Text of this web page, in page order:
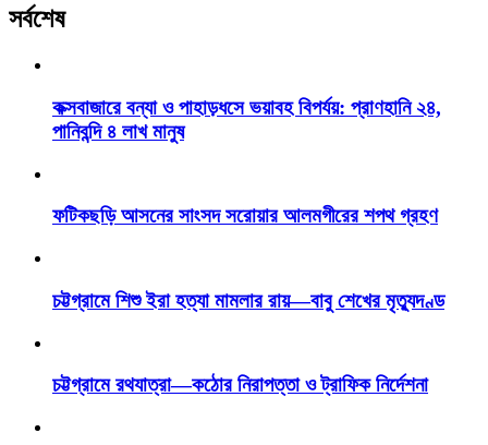
সর্বশেষ
কক্সবাজারে বন্যা ও পাহাড়ধসে ভয়াবহ বিপর্যয়: প্রাণহানি ২৪,
পানিবন্দি ৪ লাখ মানুষ
ফটিকছড়ি আসনের সাংসদ সরোয়ার আলমগীরের শপথ গ্রহণ
চট্টগ্রামে শিশু ইরা হত্যা মামলার রায়—বাবু শেখের মৃত্যুদণ্ড
চট্টগ্রামে রথযাত্রা—কঠোর নিরাপত্তা ও ট্রাফিক নির্দেশনা